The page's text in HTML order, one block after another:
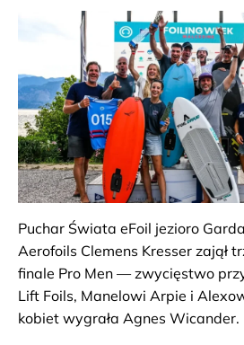
Puchar Świata eFoil jezioro
Aerofoils Clemens Kresser zajął
finale Pro Men — zwycięstwo
Lift Foils, Manelowi Arpie i
kobiet wygrała Agnes Wicander.